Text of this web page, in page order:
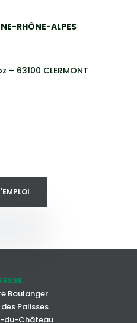
RHÔNE-ALPES
63100 CLERMONT
Boulanger
Palisses
du-Château